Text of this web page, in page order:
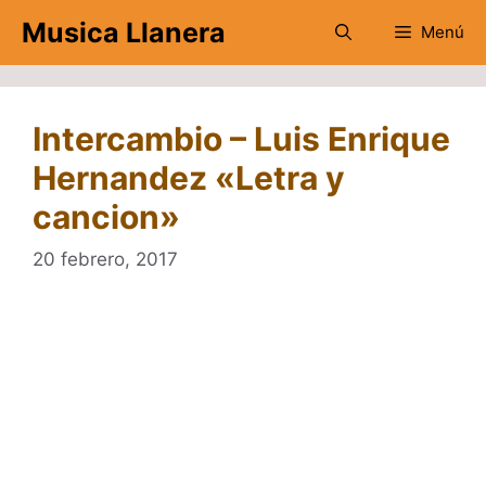
contenido
Musica Llanera Menú
Intercambio – Luis Enrique
Hernandez «Letra y
cancion»
20 febrero, 2017